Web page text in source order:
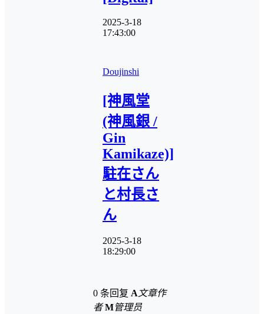
2025-3-18
17:43:00
Doujinshi
[神風堂
(神風銀 /
Gin
Kamikaze)]
駐在さん
と村長さ
ん
2025-3-18
18:29:00
0 条回复 A 文章作
者 M管理员